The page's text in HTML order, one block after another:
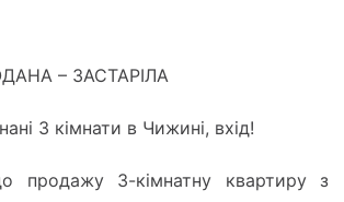
– ЗАСТАРІЛА
3 кімнати в Чижині, вхід!
продажу 3-кімнатну квартиру з